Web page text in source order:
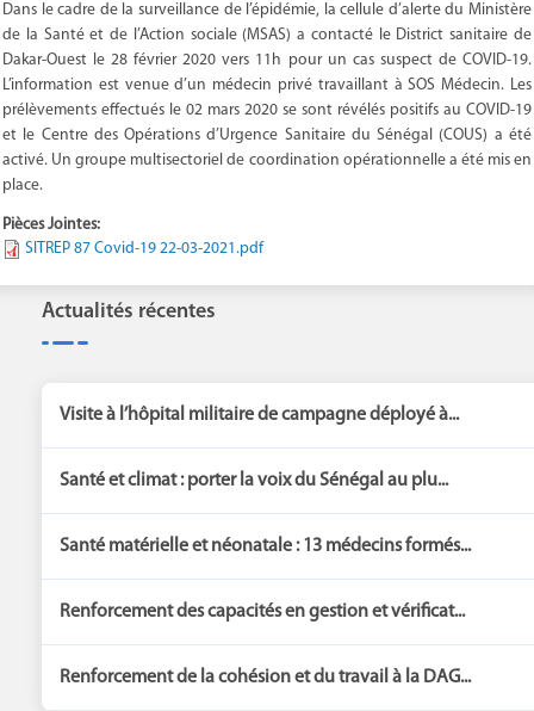
Dans le cadre de la surveillance de l’épidémie, la cellule d’alerte du Ministère
de la Santé et de l’Action sociale (MSAS) a contacté le District sanitaire de
Dakar-Ouest le 28 février 2020 vers 11h pour un cas suspect de COVID-19.
L’information est venue d’un médecin privé travaillant à SOS Médecin. Les
prélèvements effectués le 02 mars 2020 se sont révélés positifs au COVID-19
et le Centre des Opérations d’Urgence Sanitaire du Sénégal (COUS) a été
activé. Un groupe multisectoriel de coordination opérationnelle a été mis en
place.
Pièces Jointes:
SITREP 87 Covid-19 22-03-2021.pdf
Actualités récentes
Visite à l’hôpital militaire de campagne déployé à...
Santé et climat : porter la voix du Sénégal au plu...
Santé matérielle et néonatale : 13 médecins formés...
Renforcement des capacités en gestion et vérificat...
Renforcement de la cohésion et du travail à la DAG...